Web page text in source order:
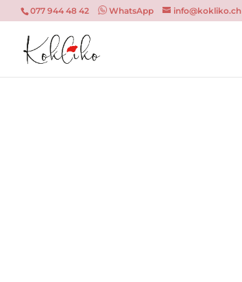
077 944 48 42 WhatsApp info@kokliko.ch